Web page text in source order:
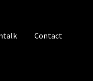
Contact